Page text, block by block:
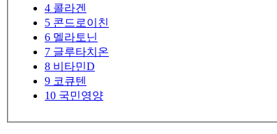
4 콜라겐
5 콘드로이친
6 멜라토닌
7 글루타치온
8 비타민D
9 코큐텐
10 국민영양